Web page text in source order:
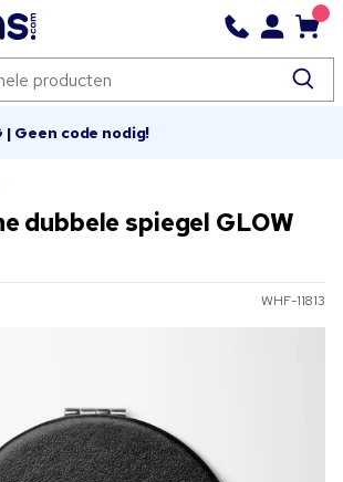
| Geen code nodig!
dubbele spiegel GLOW
WHF-11813